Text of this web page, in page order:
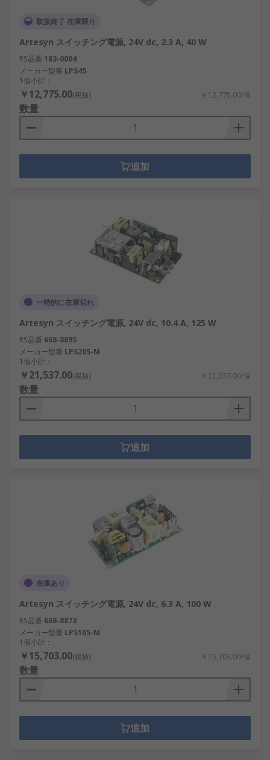
取扱終了 在庫限り
Artesyn スイッチング電源, 24V dc, 2.3 A, 40 W
RS品番 183-0004
メーカー型番 LPS45
1個小計：
￥12,775.00(税抜) ￥12,775.00/個
数量
追加
一時的に在庫切れ
Artesyn スイッチング電源, 24V dc, 10.4 A, 125 W
RS品番 668-8895
メーカー型番 LPS205-M
1個小計：
￥21,537.00(税抜) ￥21,537.00/個
数量
追加
在庫あり
Artesyn スイッチング電源, 24V dc, 6.3 A, 100 W
RS品番 668-8873
メーカー型番 LPS105-M
1個小計：
￥15,703.00(税抜) ￥15,703.00/個
数量
追加